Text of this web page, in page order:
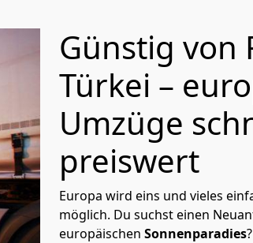
Günstig von
Türkei –
Umzüge
preiswert
Europa wird eins und vieles
möglich. Du suchst einen
europäischen Sonnenparadies